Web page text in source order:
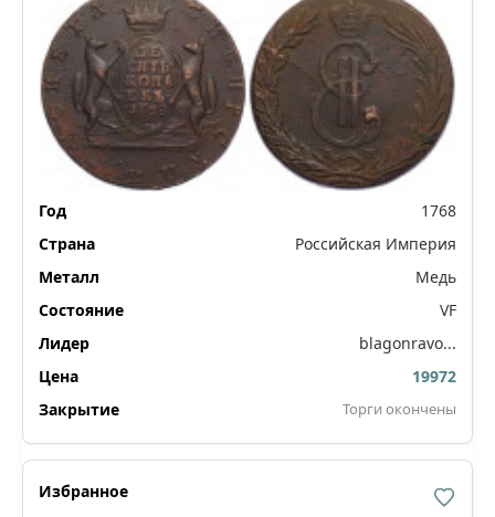
1768
Российская Империя
Медь
VF
blagonravo...
19972
Торги окончены